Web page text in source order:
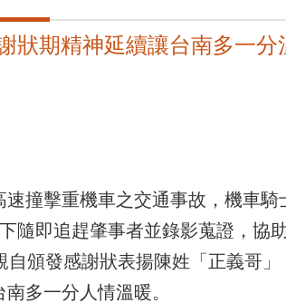
期精神延續讓台南多一分
撞擊重機車之交通事故，機車騎
隨即追趕肇事者並錄影蒐證，協
頒發感謝狀表揚陳姓「正義哥」
多一分人情溫暖。